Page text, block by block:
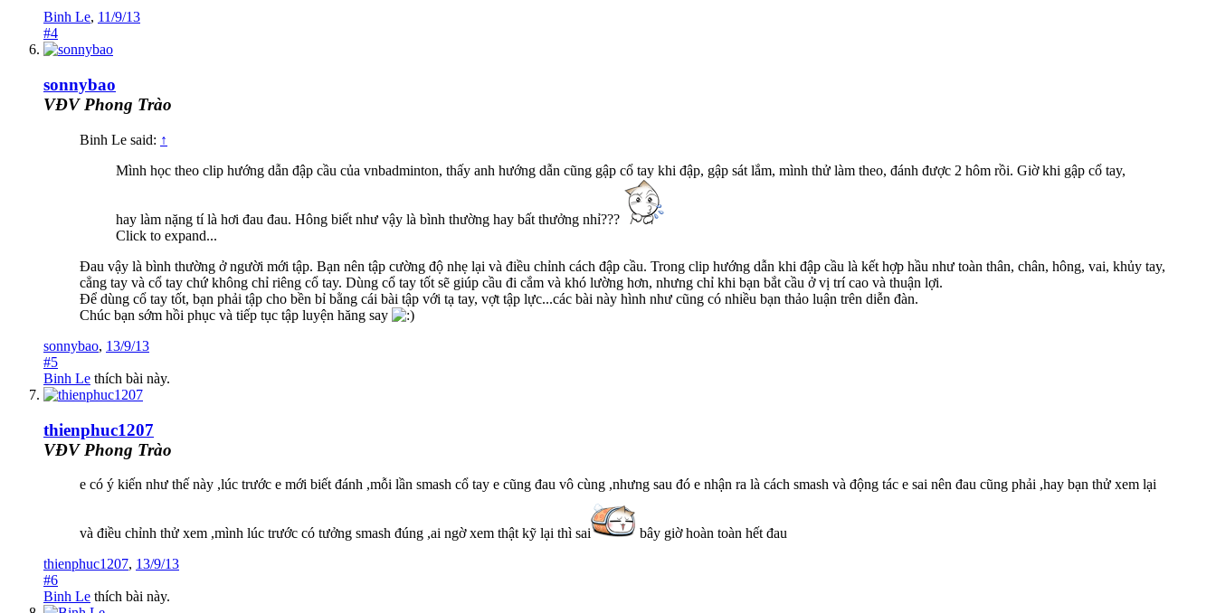
Binh Le, 11/9/13
#4
sonnybao
VĐV Phong Trào
Binh Le said: ↑
Mình học theo clip hướng dẫn đập cầu của vnbadminton, thấy anh hướng dẫn cũng gập cổ tay khi đập, gập sát lắm, mình thử làm theo, đánh được 2 hôm rồi. Giờ khi gập cổ tay,
hay làm nặng tí là hơi đau đau. Hông biết như vậy là bình thường hay bất thưởng nhỉ???
Click to expand...
Đau vậy là bình thường ở người mới tập. Bạn nên tập cường độ nhẹ lại và điều chỉnh cách đập cầu. Trong clip hướng dẫn khi đập cầu là kết hợp hầu như toàn thân, chân, hông, vai, khủy tay,
cẳng tay và cổ tay chứ không chỉ riêng cổ tay. Dùng cổ tay tốt sẽ giúp cầu đi cắm và khó lường hơn, nhưng chỉ khi bạn bắt cầu ở vị trí cao và thuận lợi.
Để dùng cổ tay tốt, bạn phải tập cho bền bỉ bằng cái bài tập với tạ tay, vợt tập lực...các bài này hình như cũng có nhiều bạn thảo luận trên diễn đàn.
Chúc bạn sớm hồi phục và tiếp tục tập luyện hăng say
sonnybao, 13/9/13
#5
Binh Le thích bài này.
thienphuc1207
VĐV Phong Trào
e có ý kiến như thế này ,lúc trước e mới biết đánh ,mỗi lần smash cổ tay e cũng đau vô cùng ,nhưng sau đó e nhận ra là cách smash và động tác e sai nên đau cũng phải ,hay bạn thử xem lại
và điều chỉnh thử xem ,mình lúc trước có tưởng smash đúng ,ai ngờ xem thật kỹ lại thì sai
bây giờ hoàn toàn hết đau
thienphuc1207, 13/9/13
#6
Binh Le thích bài này.